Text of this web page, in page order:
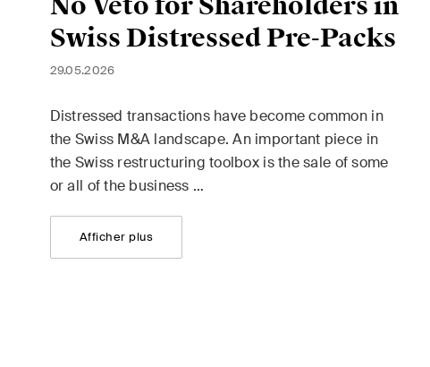
Swiss Distressed Pre-Packs
29.05.2026
Distressed transactions have become common in
the Swiss M&A landscape. An important piece in
the Swiss restructuring toolbox is the sale of some
or all of the business …
Afficher plus